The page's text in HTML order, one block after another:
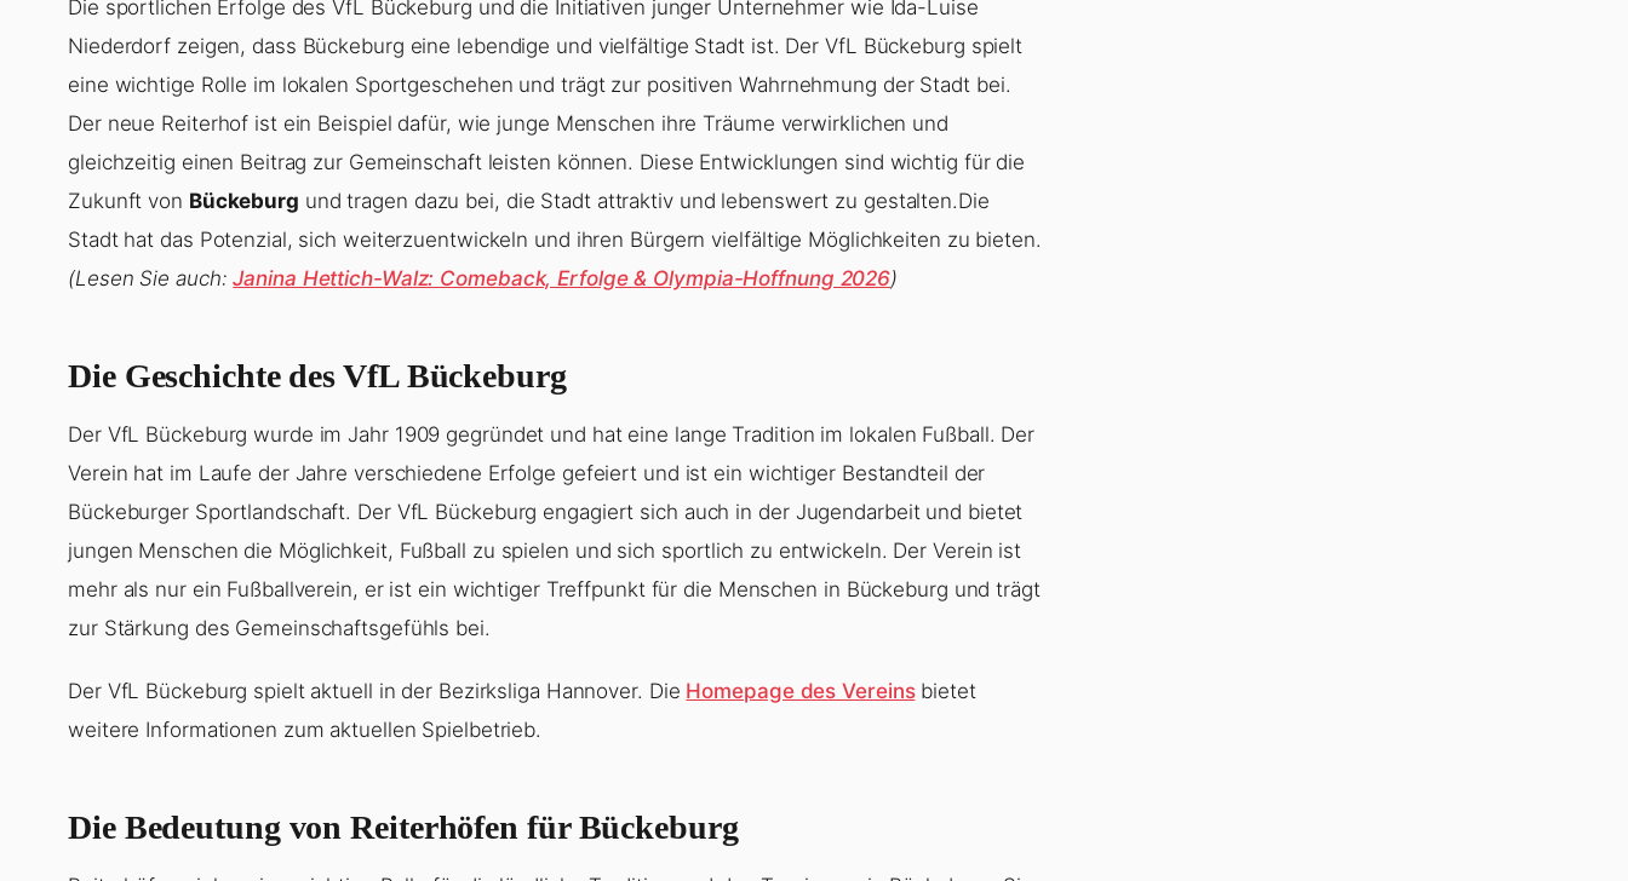
Die sportlichen Erfolge des VfL Bückeburg und die Initiativen junger Unternehmer wie Ida-Luise
Niederdorf zeigen, dass Bückeburg eine lebendige und vielfältige Stadt ist. Der VfL Bückeburg spielt
eine wichtige Rolle im lokalen Sportgeschehen und trägt zur positiven Wahrnehmung der Stadt bei.
Der neue Reiterhof ist ein Beispiel dafür, wie junge Menschen ihre Träume verwirklichen und
gleichzeitig einen Beitrag zur Gemeinschaft leisten können. Diese Entwicklungen sind wichtig für die
Zukunft von Bückeburg und tragen dazu bei, die Stadt attraktiv und lebenswert zu gestalten.Die
Stadt hat das Potenzial, sich weiterzuentwickeln und ihren Bürgern vielfältige Möglichkeiten zu bieten.
(Lesen Sie auch:Janina Hettich-Walz: Comeback, Erfolge & Olympia-Hoffnung 2026)
Die Geschichte des VfL Bückeburg
Der VfL Bückeburg wurde im Jahr 1909 gegründet und hat eine lange Tradition im lokalen Fußball. Der
Verein hat im Laufe der Jahre verschiedene Erfolge gefeiert und ist ein wichtiger Bestandteil der
Bückeburger Sportlandschaft. Der VfL Bückeburg engagiert sich auch in der Jugendarbeit und bietet
jungen Menschen die Möglichkeit, Fußball zu spielen und sich sportlich zu entwickeln. Der Verein ist
mehr als nur ein Fußballverein, er ist ein wichtiger Treffpunkt für die Menschen in Bückeburg und trägt
zur Stärkung des Gemeinschaftsgefühls bei.
Der VfL Bückeburg spielt aktuell in der Bezirksliga Hannover. Die Homepage des Vereinsbietet
weitere Informationen zum aktuellen Spielbetrieb.
Die Bedeutung von Reiterhöfen für Bückeburg